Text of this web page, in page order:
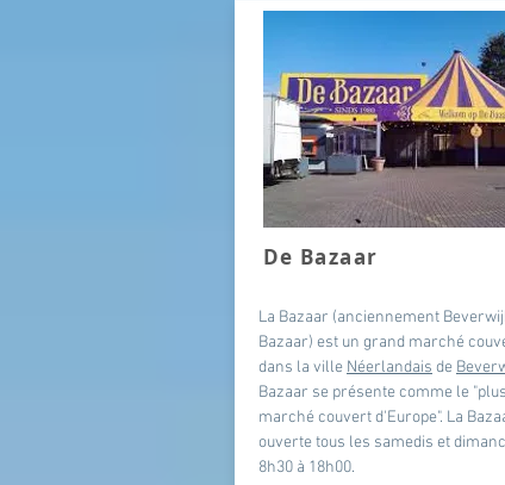
De Bazaar
La Bazaar (anciennement
Bazaar) est un grand marché
dans la ville Néerlandais de
Bazaar se présente comme le
marché couvert d'Europe". La
ouverte tous les samedis et
8h30 à 18h00.